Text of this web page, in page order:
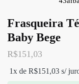
Frasqueira
Baby Bege
R$151,03
1x de R$151,03 s/